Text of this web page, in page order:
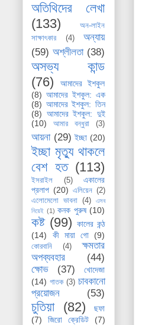
অতিথিদের লেখা
(133)
অন-লাইন
সাক্ষাৎকার
(4)
অন্যায়
(59) অশ্লীলতা (38)
অসভ্য কান্ড
(76)
আমাদের ইশকুল
(8) আমাদের ইশকুল: এক
(8) আমাদের ইশকুল: তিন
(8) আমাদের ইশকুল: দুই
(10)
আমার বন্ধুরা (3)
আয়না (29) ইচ্ছা (20)
ইচ্ছা মৃত্যু থাকলে
বেশ হত (113)
ইসরাইল (5)
একালের
প্রলাপ (20) এলিয়েন (2)
এলোমেলো ভাবনা (4)
এসব
নিয়েই (1) কনক পুরুষ (10)
কষ্ট (99) কালের কন্ঠ
(14)
কী মায়া গো (9)
কোরবানি (4)
ক্ষমতার
অপব্যবহার
(44)
ক্ষোভ
(37)
খোদেজা
(14) গাতক (3) চাবকানো
প্রয়োজন
(53)
চুতিয়া (82)
ছফা
(7)
জিরো ক্রেডিট (7)